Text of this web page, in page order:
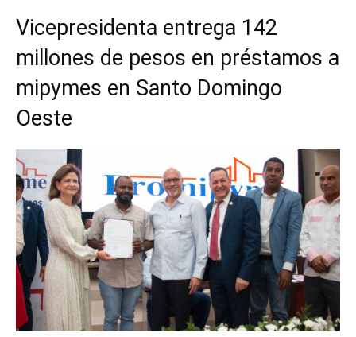
Vicepresidenta entrega 142
millones de pesos en préstamos a
mipymes en Santo Domingo
Oeste